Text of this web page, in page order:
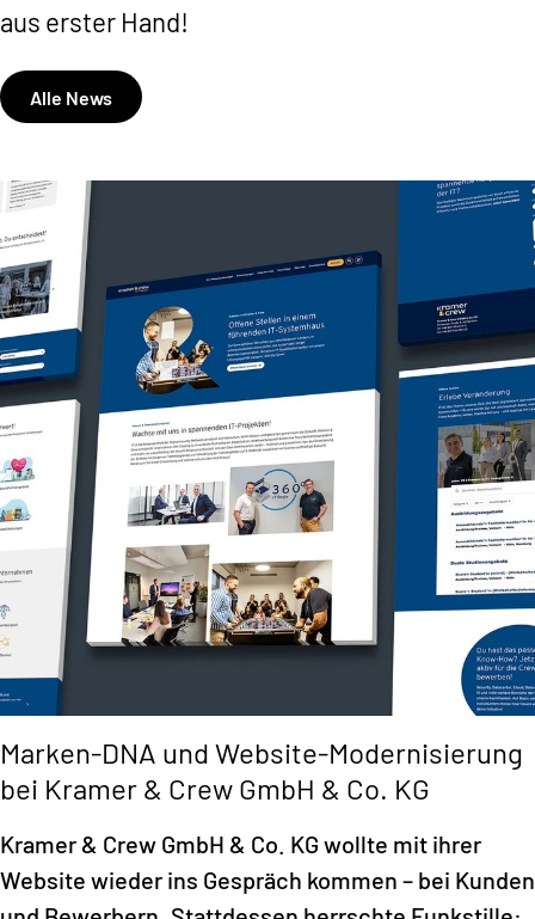
aus erster Hand!
Alle News
Marken-DNA und Website-Modernisierung
bei Kramer & Crew GmbH & Co. KG
Kramer & Crew GmbH & Co. KG wollte mit ihrer
Website wieder ins Gespräch kommen – bei Kunden